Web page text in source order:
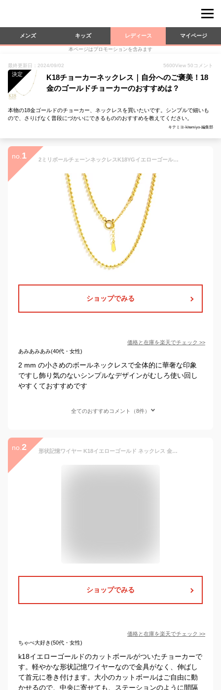
メンズ キッズ レディース マイページ
本ページはプロモーションを含みます
最終更新日：2024/09/02 5600View 50 コメント
決定
K18チョーカーネックレス｜自分へのご褒美！18
金のゴールドチョーカーのおすすめは？
本物の18金ゴールドのチョーカー、ネックレスを買いたいです。シンプルで細いも
ので、さりげなく普段にづかいにできるもののおすすめを教えてください。
キテミヨ-kitemiyo-編集部
no. 1 2ミリボールチェーンネックレスK18YGイエローゴールド、ボリューム感あるサイズでそれだけで使えるファッション性の高いボールチェーン本物素材で永遠のゴールドの輝き、幅広い年齢層の女性が好む1本ロングネックレスブレスレットチョーカー
ショップでみる
価格と在庫を楽天でチェック >>
あみあみあみ(40代・女性)
2 mm の小さめのボールネックレスで全体的に華奢な印象
ですし飾り気のないシンプルなデザインがむしろ使い回し
やすくておすすめです
全てのおすすめコメント（8件）
no. 2 形状記憶ワイヤー K18イエローゴールド ネックレス 金具レス チョーカータイプ カットボール 受注品 /送料無料
ショップでみる
価格と在庫を楽天でチェック >>
ちゃぺ大好き(50代・女性)
k18イエローゴールドのカットボールがついたチョーカーで
す。軽やかな形状記憶ワイヤーなので金具がなく、伸ばし
て首元に巻き付けます。大小のカットボールはご自由に動
かせるので、中央に寄せても、ステーションのように間隔